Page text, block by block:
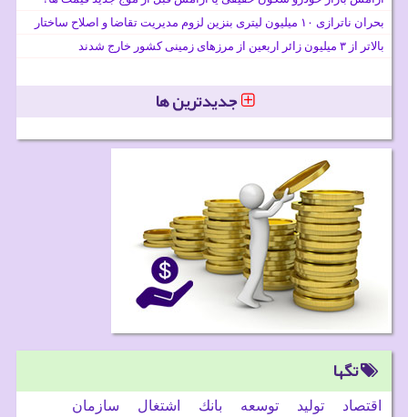
بحران ناترازی ۱۰ میلیون لیتری بنزین لزوم مدیریت تقاضا و اصلاح ساختار
بالاتر از ۳ میلیون زائر اربعین از مرزهای زمینی کشور خارج شدند
جدیدترین ها
تگها
اقتصاد تولید توسعه بانك اشتغال
سازمان